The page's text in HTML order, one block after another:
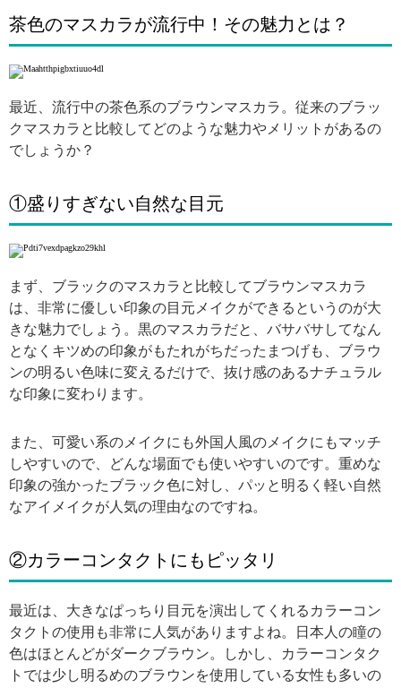
茶色のマスカラが流行中！その魅力とは？
最近、流行中の茶色系のブラウンマスカラ。従来のブラッ
クマスカラと比較してどのような魅力やメリットがあるの
でしょうか？
①盛りすぎない自然な目元
まず、ブラックのマスカラと比較してブラウンマスカラ
は、非常に優しい印象の目元メイクができるというのが大
きな魅力でしょう。黒のマスカラだと、バサバサしてなん
となくキツめの印象がもたれがちだったまつげも、ブラウ
ンの明るい色味に変えるだけで、抜け感のあるナチュラル
な印象に変わります。
また、可愛い系のメイクにも外国人風のメイクにもマッチ
しやすいので、どんな場面でも使いやすいのです。重めな
印象の強かったブラック色に対し、パッと明るく軽い自然
なアイメイクが人気の理由なのですね。
②カラーコンタクトにもピッタリ
最近は、大きなぱっちり目元を演出してくれるカラーコン
タクトの使用も非常に人気がありますよね。日本人の瞳の
色はほとんどがダークブラウン。しかし、カラーコンタク
トでは少し明るめのブラウンを使用している女性も多いの